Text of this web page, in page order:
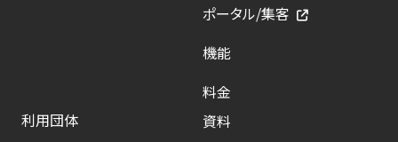
ポータル/集客
機能
料金
利用団体
資料